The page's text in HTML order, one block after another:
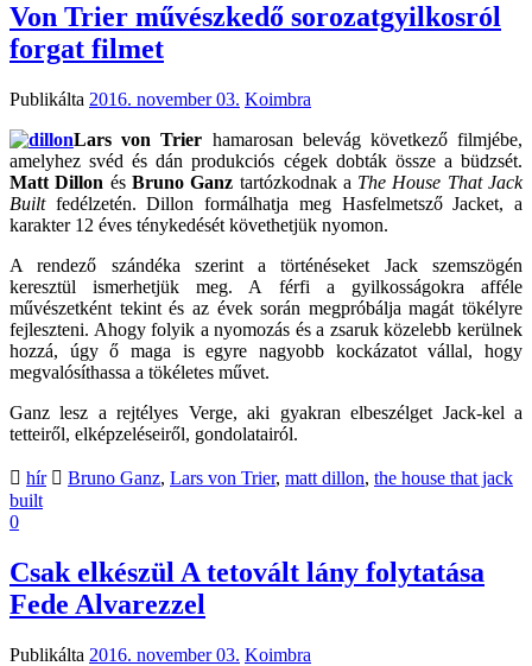
Von Trier művészkedő sorozatgyilkosról
forgat filmet
Publikálta 2016. november 03. Koimbra
Lars von Trier hamarosan belevág következő filmjébe,
amelyhez svéd és dán produkciós cégek dobták össze a büdzsét.
Matt Dillon és Bruno Ganz tartózkodnak a The House That Jack
Builtfedélzetén. Dillon formálhatja meg Hasfelmetsző Jacket, a
karakter 12 éves ténykedését követhetjük nyomon.
A rendező szándéka szerint a történéseket Jack szemszögén
keresztül ismerhetjük meg. A férfi a gyilkosságokra afféle
művészetként tekint és az évek során megpróbálja magát tökélyre
fejleszteni. Ahogy folyik a nyomozás és a zsaruk közelebb kerülnek
hozzá, úgy ő maga is egyre nagyobb kockázatot vállal, hogy
megvalósíthassa a tökéletes művet.
Ganz lesz a rejtélyes Verge, aki gyakran elbeszélget Jack-kel a
tetteiről, elképzeléseiről, gondolatairól.
hír Bruno Ganz, Lars von Trier, matt dillon, the house that jack
built
0
Csak elkészül A tetovált lány folytatása
Fede Alvarezzel
Publikálta 2016. november 03. Koimbra